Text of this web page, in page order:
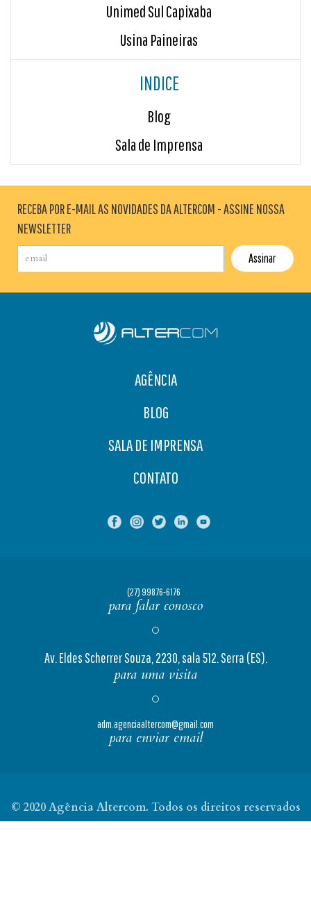
Unimed Sul Capixaba
Usina Paineiras
INDICE
Blog
Sala de Imprensa
RECEBA POR E-MAIL AS NOVIDADES DA ALTERCOM - ASSINE NOSSA
NEWSLETTER
AGÊNCIA
BLOG
SALA DE IMPRENSA
CONTATO
(27) 99876-6176
para falar conosco
Av. Eldes Scherrer Souza, 2230, sala 512. Serra (ES).
para uma visita
adm.agenciaaltercom@gmail.com
para enviar email
© 2020 Agência Altercom. Todos os direitos reservados